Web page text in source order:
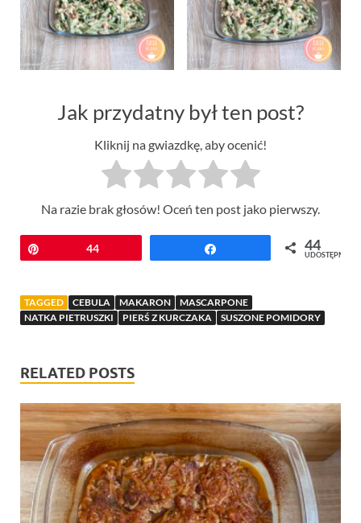
Jak przydatny był ten post?
Kliknij na gwiazdkę, aby ocenić!
Na razie brak głosów! Oceń ten post jako pierwszy.
Przypnij44 44
UDOSTĘPNIEŃ
TAGGED CEBULA MAKARON
MASCARPONE
NATKA PIETRUSZKI
PIERŚ Z KURCZAKA SUSZONE POMIDORY
RELATED POSTS